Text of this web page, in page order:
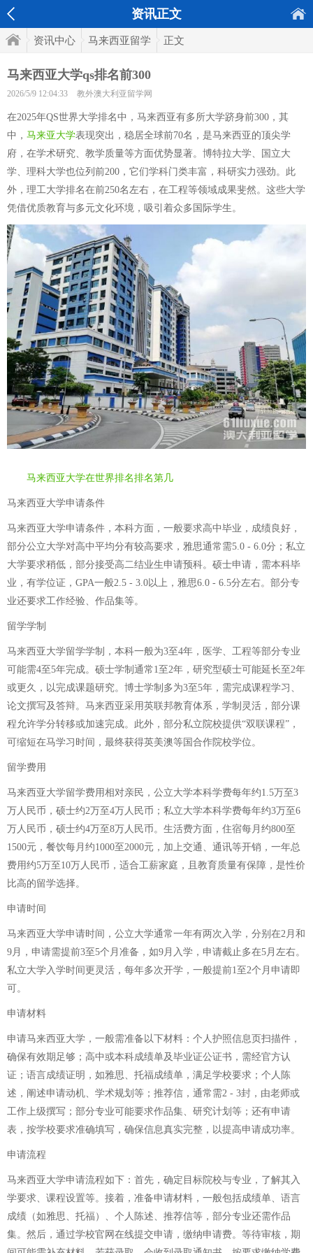
资讯正文
资讯中心 马来西亚留学 正文
马来西亚大学qs排名前300
2026/5/9 12:04:33 教外澳大利亚留学网
在2025年QS世界大学排名中，马来西亚有多所大学跻身前300，其
中， 马来亚大学表现突出，稳居全球前70名，是马来西亚的顶尖学
府，在学术研究、教学质量等方面优势显著。博特拉大学、国立大
学、理科大学也位列前200，它们学科门类丰富，科研实力强劲。此
外，理工大学排名在前250名左右，在工程等领域成果斐然。这些大学
凭借优质教育与多元文化环境，吸引着众多国际学生。
马来西亚大学在世界排名排名第几
马来西亚大学申请条件
马来西亚大学申请条件，本科方面，一般要求高中毕业，成绩良好，
部分公立大学对高中平均分有较高要求，雅思通常需5.0 - 6.0分；私立
大学要求稍低，部分接受高二结业生申请预科。硕士申请，需本科毕
业，有学位证，GPA一般2.5 - 3.0以上，雅思6.0 - 6.5分左右。部分专
业还要求工作经验、作品集等。
留学学制
马来西亚大学留学学制，本科一般为3至4年，医学、工程等部分专业
可能需4至5年完成。硕士学制通常1至2年，研究型硕士可能延长至2年
或更久，以完成课题研究。博士学制多为3至5年，需完成课程学习、
论文撰写及答辩。马来西亚采用英联邦教育体系，学制灵活，部分课
程允许学分转移或加速完成。此外，部分私立院校提供“双联课程”，
可缩短在马学习时间，最终获得英美澳等国合作院校学位。
留学费用
马来西亚大学留学费用相对亲民，公立大学本科学费每年约1.5万至3
万人民币，硕士约2万至4万人民币；私立大学本科学费每年约3万至6
万人民币，硕士约4万至8万人民币。生活费方面，住宿每月约800至
1500元，餐饮每月约1000至2000元，加上交通、通讯等开销，一年总
费用约5万至10万人民币，适合工薪家庭，且教育质量有保障，是性价
比高的留学选择。
申请时间
马来西亚大学申请时间，公立大学通常一年有两次入学，分别在2月和
9月，申请需提前3至5个月准备，如9月入学，申请截止多在5月左右。
私立大学入学时间更灵活，每年多次开学，一般提前1至2个月申请即
可。
申请材料
申请马来西亚大学，一般需准备以下材料：个人护照信息页扫描件，
确保有效期足够；高中或本科成绩单及毕业证公证书，需经官方认
证；语言成绩证明，如雅思、托福成绩单，满足学校要求；个人陈
述，阐述申请动机、学术规划等；推荐信，通常需2 - 3封，由老师或
工作上级撰写；部分专业可能要求作品集、研究计划等；还有申请
表，按学校要求准确填写，确保信息真实完整，以提高申请成功率。
申请流程
马来西亚大学申请流程如下：首先，确定目标院校与专业，了解其入
学要求、课程设置等。接着，准备申请材料，一般包括成绩单、语言
成绩（如雅思、托福）、个人陈述、推荐信等，部分专业还需作品
集。然后，通过学校官网在线提交申请，缴纳申请费。等待审核，期